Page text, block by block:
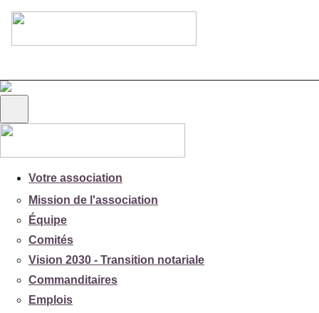
Votre association
Mission de l'association
Équipe
Comités
Vision 2030 - Transition notariale
Commanditaires
Emplois